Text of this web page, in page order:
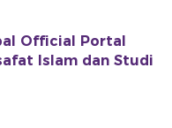
Official Portal
Islam dan Studi